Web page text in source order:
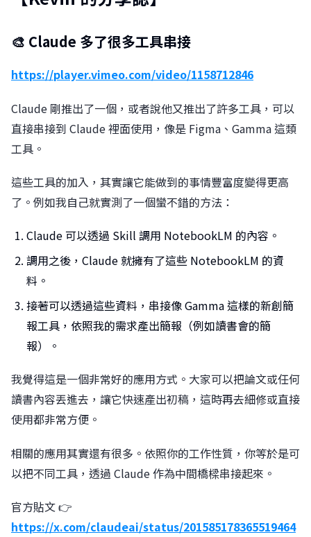
🎨 Claude 多了很多工具串接
https://player.vimeo.com/video/1158712846
Claude 剛推出了一個，或者說他又推出了許多工具，可以
直接串接到 Claude 裡面使用，像是 Figma、Gamma 這類
工具。
這些工具的加入，其實讓它能做到的事情豐富度變得更高
了。例如我自己就實測了一個蠻不錯的方法：
Claude 可以透過 Skill 調用 NotebookLM 的內容。
調用之後，Claude 就擁有了這些 NotebookLM 的資
料。
接著可以透過這些資料，串接像 Gamma 這樣的新創簡
報工具，依照我的需求產出簡報（例如讀書會的簡
報）。
我覺得這是一個非常好的應用方式。大家可以把論文或任何
讀書內容丟進去，讓它快速產出初稿，這時再去細修或直接
使用都非常方便。
相關的應用其實還有很多。依照你的工作性質，你等於是可
以把不同工具，透過 Claude 作為中間橋樑串接起來。
官方貼文 👉
https://x.com/claudeai/status/201585178365519464